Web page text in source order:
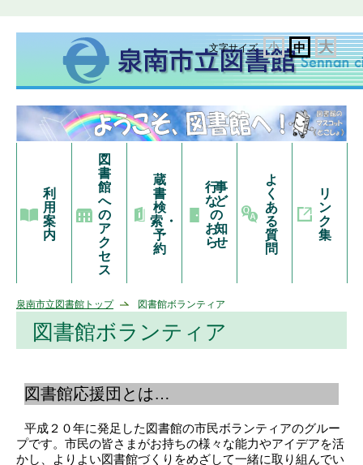
文字サイズ 小 中 大
利
用
案
内
図
書
館
へ
の
ア
ク
セ
ス
蔵
書
検
索・
予
約
行事
など
の
お知
らせ
よ
く
あ
る
質
問
リ
ン
ク
集
泉南市立図書館トップ 図書館ボランティア
図書館ボランティア
図書館応援団とは…
平成２０年に発足した図書館の市民ボランティアのグルー
プです。市民の皆さまがお持ちの様々な能力やアイデアを活
かし、よりよい図書館づくりをめざして一緒に取り組んでい